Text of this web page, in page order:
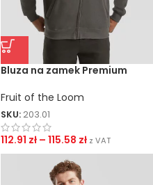
Bluza na zamek Premium
Fruit of the Loom
SKU: 203.01
112.91 zł – 115.58 zł z VAT